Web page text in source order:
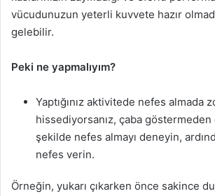
vücudunuzun yeterli kuvvete hazır
gelebilir.
Peki ne yapmalıyım?
Yaptığınız aktivitede nefes almada
hissediyorsanız, çaba
şekilde nefes almayı deneyin,
nefes verin.
Örneğin, yukarı çıkarken önce sakince